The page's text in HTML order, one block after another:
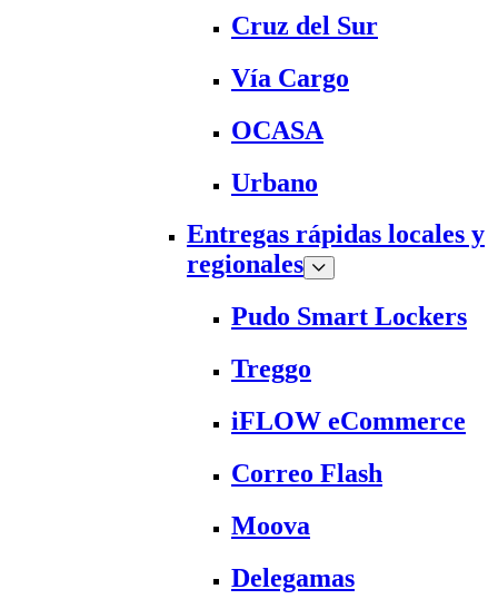
Cruz del Sur
Vía Cargo
OCASA
Urbano
Entregas rápidas locales y
regionales
Pudo Smart Lockers
Treggo
iFLOW eCommerce
Correo Flash
Moova
Delegamas